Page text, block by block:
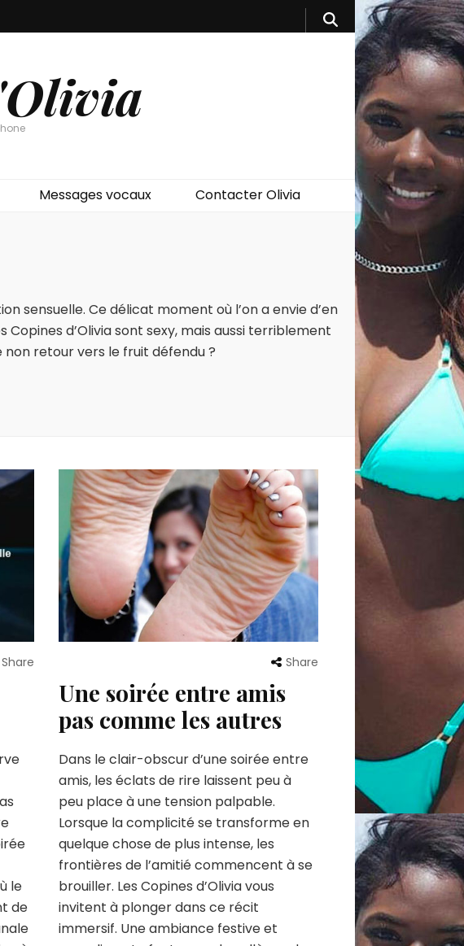
Messages vocaux Contacter Olivia
sensuelle. Ce délicat moment où l’on a envie d’en
d’Olivia sont sexy, mais aussi terriblement
retour vers le fruit défendu ?
Share
le
de
Share
Une soirée entre amis
pas comme les autres
Dans le clair-obscur d’une soirée entre
amis, les éclats de rire laissent peu à
peu place à une tension palpable.
Lorsque la complicité se transforme en
quelque chose de plus intense, les
frontières de l’amitié commencent à se
brouiller. Les Copines d’Olivia vous
invitent à plonger dans ce récit
immersif. Une ambiance festive et